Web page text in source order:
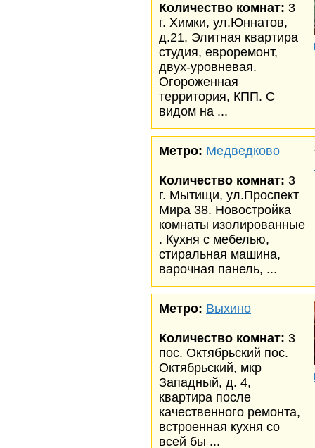
Количество комнат: 3
г. Химки, ул.Юннатов,
д.21. Элитная квартира
студия, евроремонт,
двух-уровневая.
Огороженная
территория, КПП. С
видом на ...
Метро: Медведково
Количество комнат: 3
г. Мытищи, ул.Проспект
Мира 38. Новостройка
комнаты изолированные
. Кухня с мебелью,
стиральная машина,
варочная панель, ...
Метро: Выхино
Количество комнат: 3
пос. Октябрьский пос.
Октябрьский, мкр
Западный, д. 4,
квартира после
качественного ремонта,
встроенная кухня со
всей бы ...